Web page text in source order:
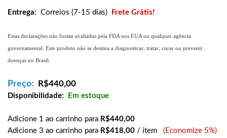
Entrega: Correios (7-15 dias) Frete Grátis!
Estas declarações não foram avaliadas pela FDA nos EUA ou qualquer agência
governamental. Este produto não se destina a diagnosticar, tratar, curar ou prevenir
doenças no Brasil.
Preço: R$440,00
Disponibilidade: Em estoque
Adicione 1 ao carrinho para R$440,00
Adicione 3 ao carrinho para R$418,00 / item (Economize 5%)